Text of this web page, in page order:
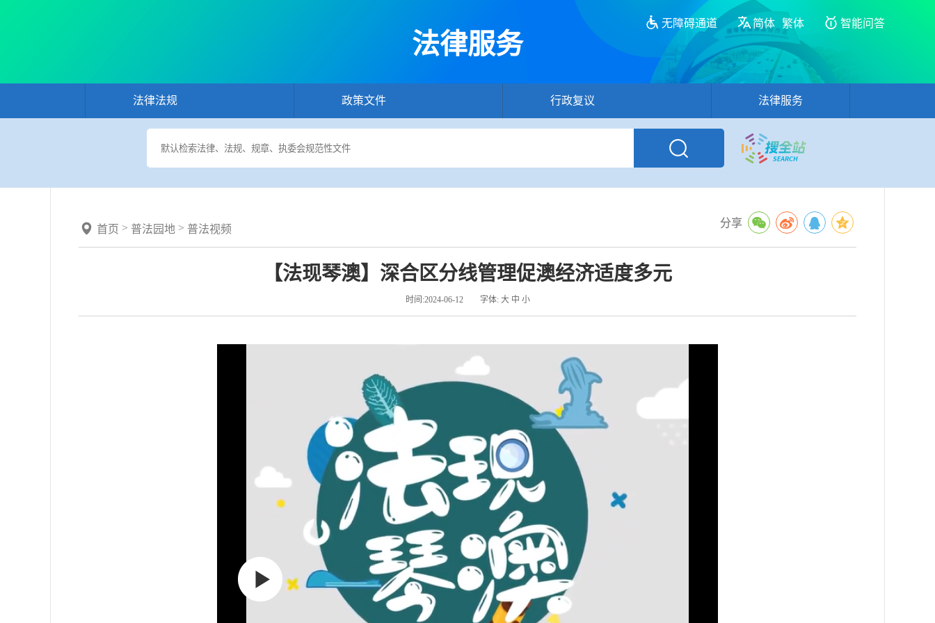
法律服务
无障碍通道 简体 繁体 智能问答
法律法规 政策文件 行政复议 法律服务
首页 > 普法园地 > 普法视频
分享
【法现琴澳】深合区分线管理促澳经济适度多元
时间:2024-06-12 字体: 大 中 小